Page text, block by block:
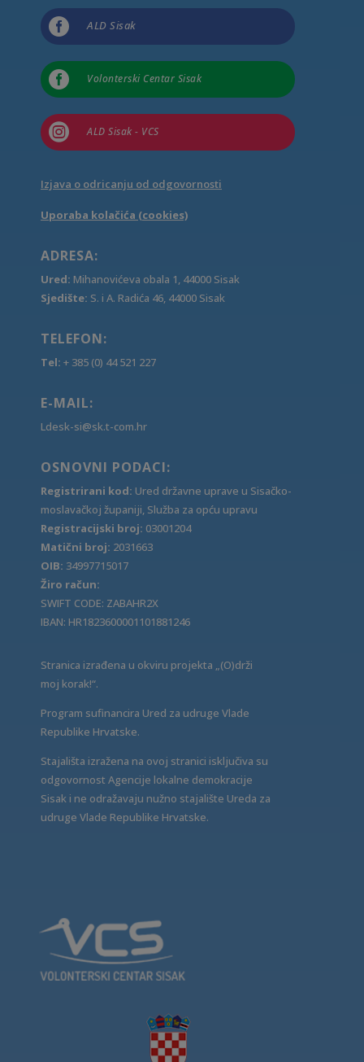
 ALD Sisak
 Volonterski Centar Sisak
 ALD Sisak - VCS
Izjava o odricanju od odgovornosti
Uporaba kolačića (cookies)
ADRESA:
Ured: Mihanovićeva obala 1, 44000 Sisak
Sjedište: S. i A. Radića 46, 44000 Sisak
TELEFON:
Tel: + 385 (0) 44 521 227
E-MAIL:
Ldesk-si@sk.t-com.hr
OSNOVNI PODACI:
Registrirani kod: Ured državne uprave u Sisačko-
moslavačkoj županiji, Služba za opću upravu
Registracijski broj: 03001204
Matični broj: 2031663
OIB: 34997715017
Žiro račun:
SWIFT CODE: ZABAHR2X
IBAN: HR1823600001101881246
Stranica izrađena u okviru projekta „(O)drži
moj korak!“.
Program sufinancira Ured za udruge Vlade
Republike Hrvatske.
Stajališta izražena na ovoj stranici isključiva su
odgovornost Agencije lokalne demokracije
Sisak i ne odražavaju nužno stajalište Ureda za
udruge Vlade Republike Hrvatske.